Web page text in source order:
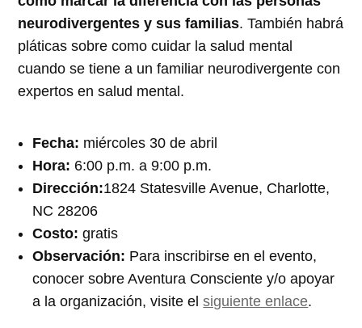
neurodivergentes y sus familias. También habrá
pláticas sobre como cuidar la salud mental
cuando se tiene a un familiar neurodivergente con
expertos en salud mental.
Fecha: miércoles 30 de abril
Hora: 6:00 p.m. a 9:00 p.m.
Dirección:1824 Statesville Avenue, Charlotte,
NC 28206
Costo:gratis
Observación: Para inscribirse en el evento,
conocer sobre Aventura Consciente y/o apoyar
a la organización, visite elsiguiente enlace.